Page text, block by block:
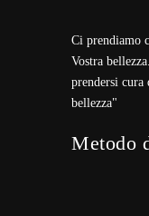
Ci prendiamo
Vostra
prendersi cura
bellezza"
Metodo